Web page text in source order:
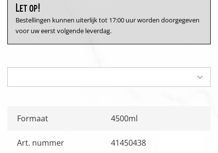
Let op!
Bestellingen kunnen uiterlijk tot 17:00 uur worden doorgegeven
voor uw eerst volgende leverdag.
Formaat 4500ml
Art. nummer 41450438